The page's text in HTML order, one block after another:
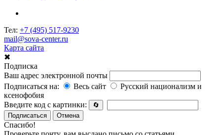
Тел: +7 (495) 517-9230
mail@sova-center.ru
Карта сайта
✖
Подписка
Ваш адрес электронной почты
Подписаться на:
Весь сайт
Русский национализм и
ксенофобия
Введите код с картинки:
🔄
Подписаться
Отмена
Спасибо!